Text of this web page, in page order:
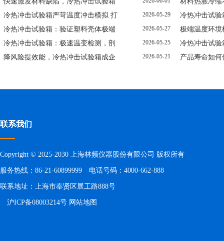
冷热冲击试验箱严苛温度冲击模拟 打
2026-05-29
冷热冲击试
冷热冲击试验箱：验证塑料壳体极端
2026-05-27
极端温度环
冷热冲击试验箱：极速温变检测，剖
2026-05-25
冷热冲击试
降风险提效能，冷热冲击试验箱成企
2026-05-21 产品寿命如
联系我们
Copyright © 2025-2030 上海林频仪器股份有限公司 版权所有
服务热线：86-21-60899999 电话号码：4000-662-888
联系地址：上海市奉贤区展工路888号
沪ICP备08003214号 网站地图